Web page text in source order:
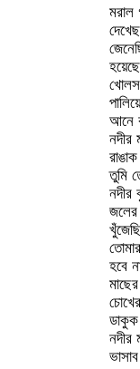
মরাল
আনে
নদীর
তুমি
নদীর
হবে
নদীর